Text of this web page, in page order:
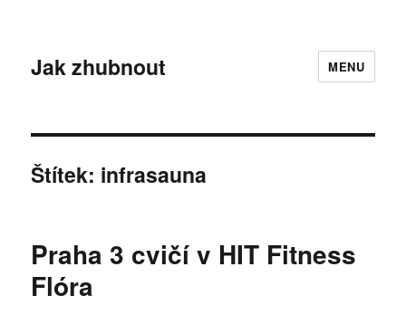
Jak zhubnout MENU
Štítek: infrasauna
Praha 3 cvičí v HIT Fitness
Flóra